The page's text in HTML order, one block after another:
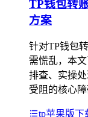
TP钱包转
方案
针对TP钱包
需慌乱，本
排查、实操
受阻的核心障
tp苹果版下